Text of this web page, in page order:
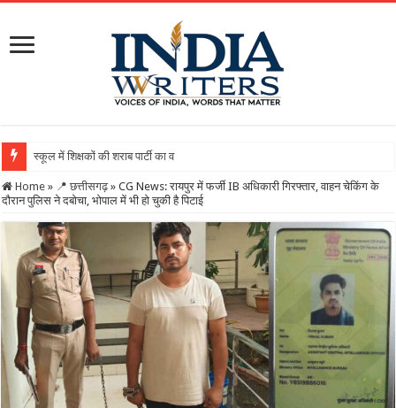
स्कूल में शिक्षकों की शराब पार्टी का वीडियो वायरल, DEO ने थमाया नोटिस,
Home » 📍 छत्तीसगढ़ » CG News: रायपुर में फर्जी IB अधिकारी गिरफ्तार, वाहन चेकिंग के
दौरान पुलिस ने दबोचा, भोपाल में भी हो चुकी है पिटाई